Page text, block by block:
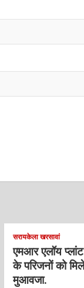
सरायकेला खरसावां
एमआर एलॉय
के परिजनों को
मुआवजा.